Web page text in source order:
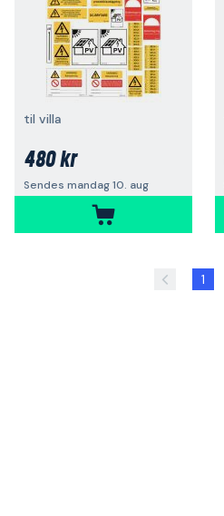
til villa
480 kr
Sendes mandag 10. aug
1